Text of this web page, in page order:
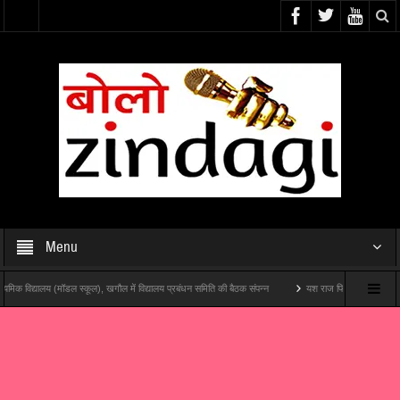
Menu
(मॉडल स्कूल), खगौल में विद्यालय प्रबंधन समिति की बैठक संपन्न यश राज फिल्म्स और पोशम पा